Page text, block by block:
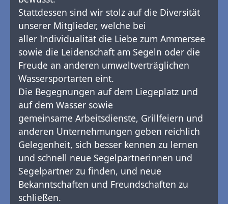
Stattdessen sind wir stolz auf die Diversität
unserer Mitglieder, welche bei
aller Individualität die Liebe zum Ammersee
sowie die Leidenschaft am Segeln oder die
Freude an anderen umweltverträglichen
Wassersportarten eint.
Die Begegnungen auf dem Liegeplatz und
auf dem Wasser sowie
gemeinsame Arbeitsdienste, Grillfeiern und
anderen Unternehmungen geben reichlich
Gelegenheit, sich besser kennen zu lernen
und schnell neue Segelpartnerinnen und
Segelpartner zu finden, und neue
Bekanntschaften und Freundschaften zu
schließen.